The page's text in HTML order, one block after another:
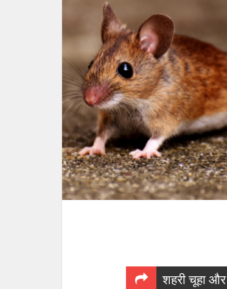
शहरी चूहा